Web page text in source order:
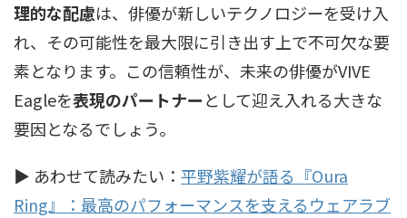
理的な配慮は、俳優が新しいテクノロジーを受け入
れ、その可能性を最大限に引き出す上で不可欠な要
素となります。この信頼性が、未来の俳優がVIVE
Eagleを表現のパートナーとして迎え入れる大きな
要因となるでしょう。
▶ あわせて読みたい： 平野紫耀が語る『Oura
Ring』：最高のパフォーマンスを支えるウェアラブ